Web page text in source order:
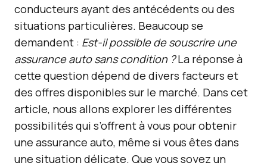
conducteurs ayant des antécédents ou des
situations particulières. Beaucoup se
demandent : Est-il possible de souscrire une
assurance auto sans condition ?La réponse à
cette question dépend de divers facteurs et
des offres disponibles sur le marché. Dans cet
article, nous allons explorer les différentes
possibilités qui s’offrent à vous pour obtenir
une assurance auto, même si vous êtes dans
une situation délicate. Que vous soyez un